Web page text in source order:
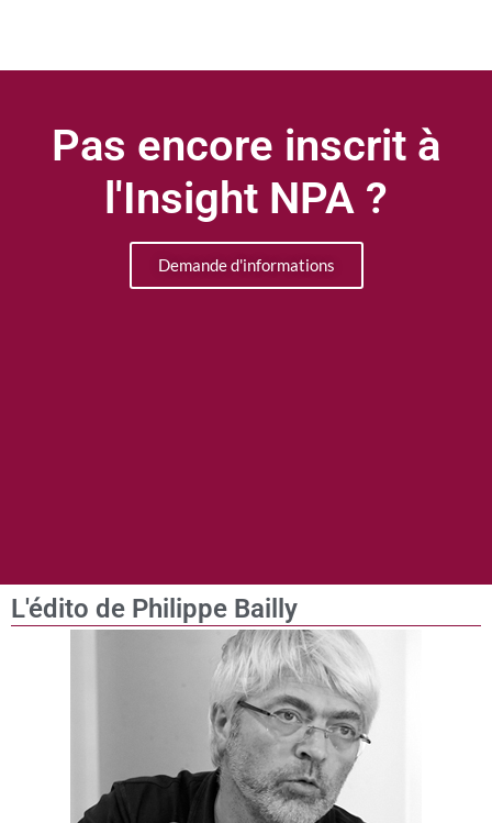
Pas encore inscrit à
l'Insight NPA ?
Demande d'informations
L'édito de Philippe Bailly